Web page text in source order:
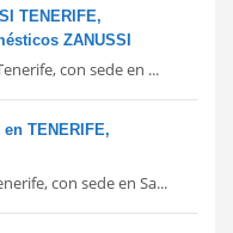
TENERIFE,
ZANUSSI
con sede en ...
TENERIFE,
con sede en Sa...